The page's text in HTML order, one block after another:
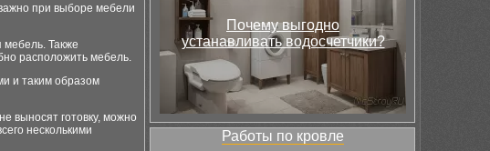
при выборе мебели
мебель. Также
расположить мебель.
и таким образом
выносят готовку, можно
несколькими
Почему выгодно
устанавливать водосчетчики?
Работы по кровле